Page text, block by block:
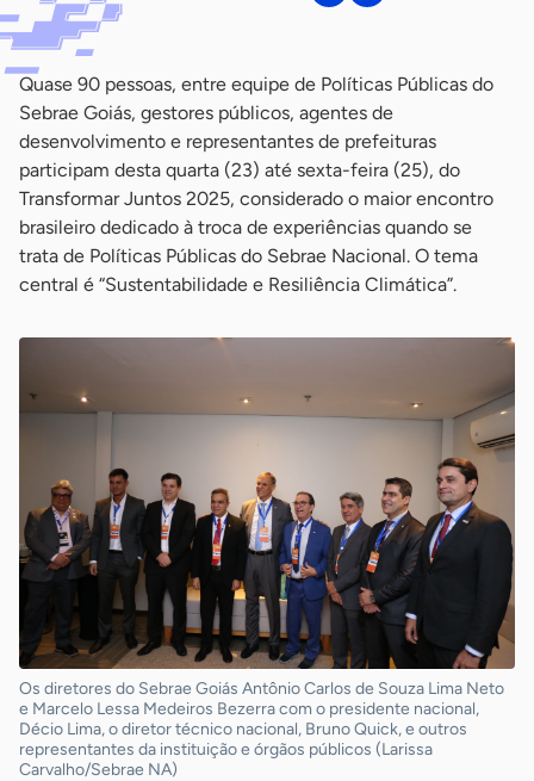
Quase 90 pessoas, entre equipe de Políticas Públicas do
Sebrae Goiás, gestores públicos, agentes de
desenvolvimento e representantes de prefeituras
participam desta quarta (23) até sexta-feira (25), do
Transformar Juntos 2025, considerado o maior encontro
brasileiro dedicado à troca de experiências quando se
trata de Políticas Públicas do Sebrae Nacional. O tema
central é “Sustentabilidade e Resiliência Climática”.
Os diretores do Sebrae Goiás Antônio Carlos de Souza Lima Neto
e Marcelo Lessa Medeiros Bezerra com o presidente nacional,
Décio Lima, o diretor técnico nacional, Bruno Quick, e outros
representantes da instituição e órgãos públicos (Larissa
Carvalho/Sebrae NA)